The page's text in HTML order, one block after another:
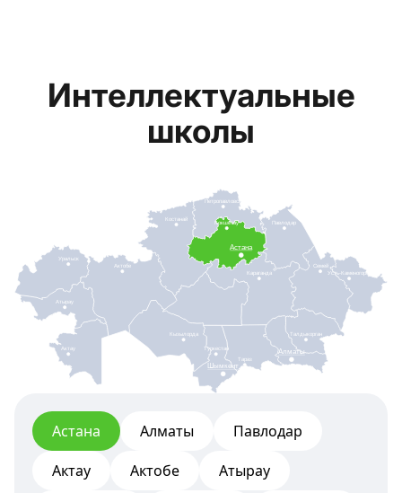
Интеллектуальные
школы
Астана
Алматы
Павлодар
Актау
Актобе
Атырау
Караганда
Кокшетау
Костанай
Кызылорда
Петропавловск
Семей
Талдыкорган
Тараз
Туркестан
Уральск
Усть-Каменогорск
Шымкент
Астана Алматы
Павлодар
Актау
Актобе
Атырау